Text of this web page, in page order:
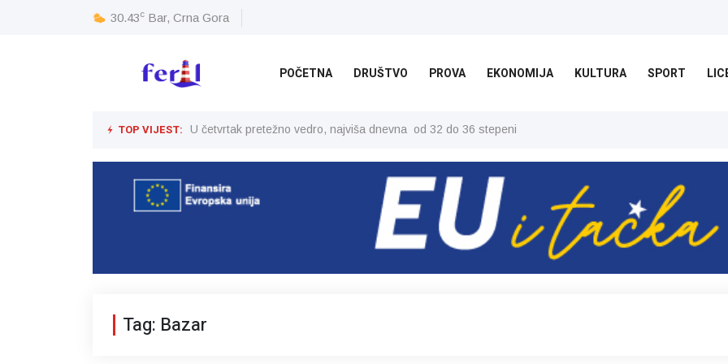
30.43c Bar, Crna Gora
POČETNA DRUŠTVO PROVA EKONOMIJA KULTURA SPORT
TOP VIJEST: U četvrtak pretežno vedro, najviša dnevna od 32 do 36 stepeni
Tag: Bazar